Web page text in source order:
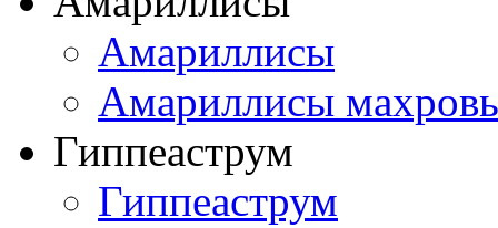
Амариллисы
Амариллисы
Гиппеаструм
Гиппеаструм